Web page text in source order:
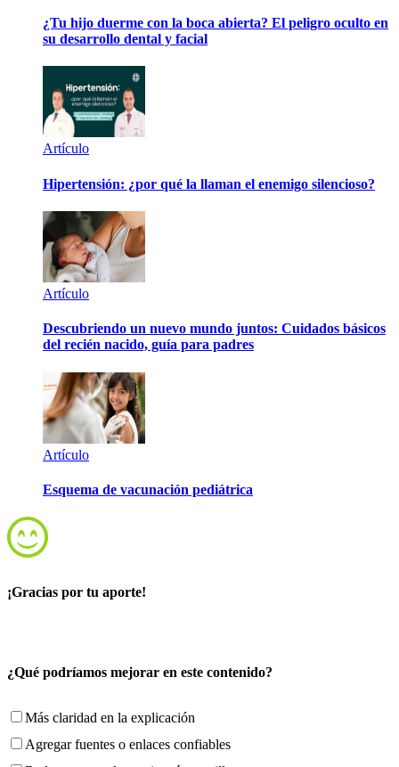
¿Tu hijo duerme con la boca abierta? El peligro oculto en
su desarrollo dental y facial
Artículo
Hipertensión: ¿por qué la llaman el enemigo silencioso?
Artículo
Descubriendo un nuevo mundo juntos: Cuidados básicos
del recién nacido, guía para padres
Artículo
Esquema de vacunación pediátrica
¡Gracias por tu aporte!
¿Qué podríamos mejorar en este contenido?
Más claridad en la explicación
Agregar fuentes o enlaces confiables